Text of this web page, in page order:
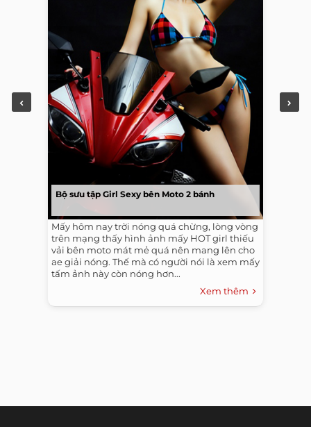
Bộ sưu tập Girl Sexy bên Moto 2 bánh
Mấy hôm nay trời nóng quá chừng, lòng vòng
trên mạng thấy hình ảnh mấy HOT girl thiếu
vải bên moto mát mẻ quá nên mang lên cho
ae giải nóng. Thế mà có người nói là xem mấy
tấm ảnh này còn nóng hơn...
Xem thêm